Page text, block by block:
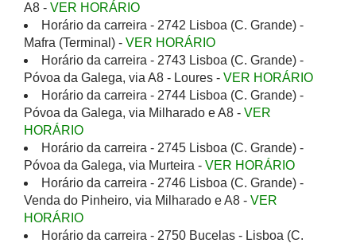
A8 - VER HORÁRIO
Horário da carreira - 2742 Lisboa (C. Grande) -
Mafra (Terminal) - VER HORÁRIO
Horário da carreira - 2743 Lisboa (C. Grande) -
Póvoa da Galega, via A8 - Loures - VER HORÁRIO
Horário da carreira - 2744 Lisboa (C. Grande) -
Póvoa da Galega, via Milharado e A8 - VER
HORÁRIO
Horário da carreira - 2745 Lisboa (C. Grande) -
Póvoa da Galega, via Murteira - VER HORÁRIO
Horário da carreira - 2746 Lisboa (C. Grande) -
Venda do Pinheiro, via Milharado e A8 - VER
HORÁRIO
Horário da carreira - 2750 Bucelas - Lisboa (C.